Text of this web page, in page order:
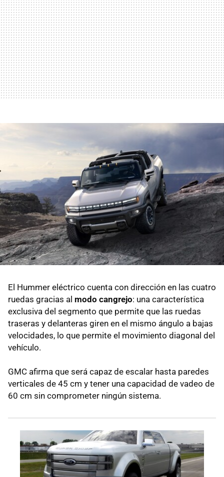
El Hummer eléctrico cuenta con dirección en las cuatro
ruedas gracias al modo cangrejo: una característica
exclusiva del segmento que permite que las ruedas
traseras y delanteras giren en el mismo ángulo a bajas
velocidades, lo que permite el movimiento diagonal del
vehículo.
GMC afirma que será capaz de escalar hasta paredes
verticales de 45 cm y tener una capacidad de vadeo de
60 cm sin comprometer ningún sistema.